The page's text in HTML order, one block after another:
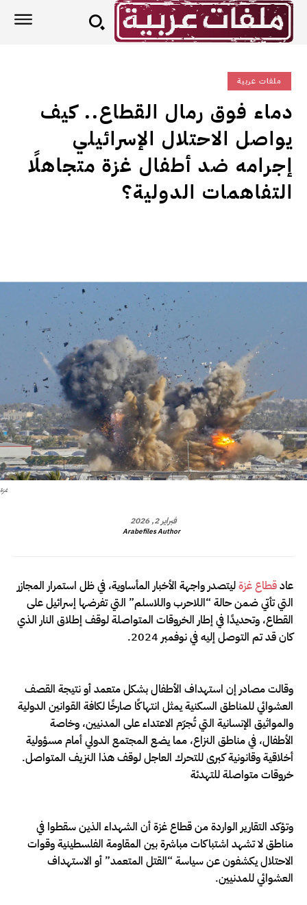
ملفات عربية
دماء فوق رمال القطاع.. كيف
يواصل الاحتلال الإسرائيلي
إجرامه ضد أطفال غزة متجاهلًا
التفاهمات الدولية؟
غزة
فبراير 2, 2026
Arabefiles Author
عادقطاع غزةليتصدر واجهة الأخبار المأساوية، في ظل استمرار المجازر
التي تأتي ضمن حالة “اللاحرب واللاسلم” التي تفرضها إسرائيل على
القطاع، وتحديدًا في إطار الخروقات المتواصلة لوقف إطلاق النار الذي
كان قد تم التوصل إليه في نوفمبر 2024.
وقالت مصادر إن استهداف الأطفال بشكل متعمد أو نتيجة القصف
العشوائي للمناطق السكنية يمثل انتهاكًا صارخًا لكافة القوانين الدولية
والمواثيق الإنسانية التي تُجرّم الاعتداء على المدنيين، وخاصة
الأطفال، في مناطق النزاع، مما يضع المجتمع الدولي أمام مسؤولية
أخلاقية وقانونية كبرى للتحرك العاجل لوقف هذا النزيف المتواصل.
خروقات متواصلة للتهدئة
وتؤكد التقارير الواردة من قطاع غزة أن الشهداء الذين سقطوا في
مناطق لا تشهد اشتباكات مباشرة بين المقاومة الفلسطينية وقوات
الاحتلال يكشفون عن سياسة “القتل المتعمد” أو الاستهداف
العشوائي للمدنيين.